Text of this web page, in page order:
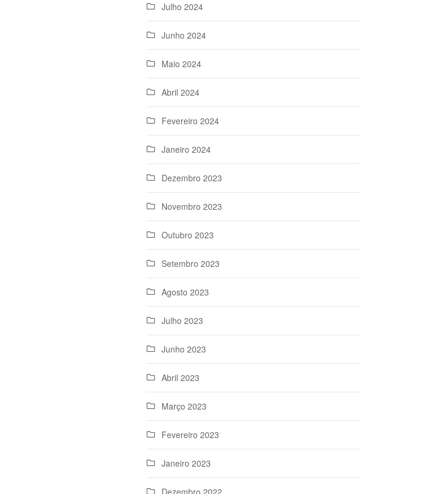
Julho 2024
Junho 2024
Maio 2024
Abril 2024
Fevereiro 2024
Janeiro 2024
Dezembro 2023
Novembro 2023
Outubro 2023
Setembro 2023
Agosto 2023
Julho 2023
Junho 2023
Abril 2023
Março 2023
Fevereiro 2023
Janeiro 2023
Dezembro 2022